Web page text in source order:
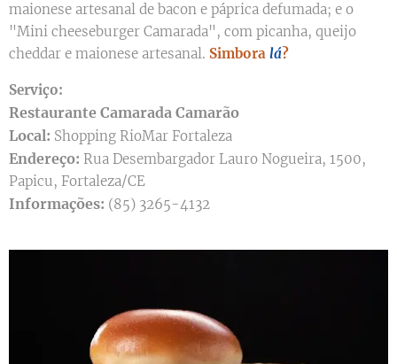
maionese artesanal de bacon e páprica defumada; e o
"Mini cheeseburger Camarada", com picanha, queijo
cheddar e maionese artesanal. Simbora lá?
Serviço:
Restaurante Camarada Camarão
Local: Shopping RioMar Fortaleza
Endereço: Rua Desembargador Lauro Nogueira, 1500,
Papicu, Fortaleza/CE
Informações: (85) 3265-4132